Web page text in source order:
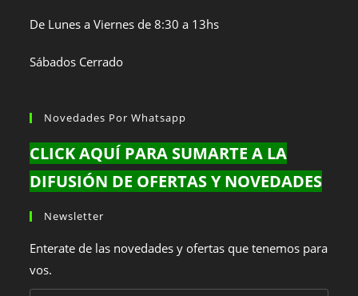
De Lunes a Viernes de 8:30 a 13hs
Sábados Cerrado
Novedades Por Whatsapp
CLICK AQUÍ PARA SUMARTE A LA
DIFUSIÓN DE OFERTAS Y NOVEDADES
Newsletter
Enterate de las novedades y ofertas que tenemos para
vos.